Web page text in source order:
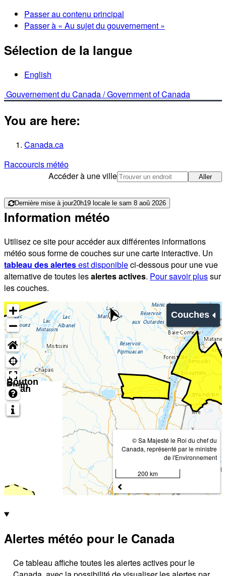
Passer au contenu principal
Passer à « Au sujet du gouvernement »
Sélection de la langue
English
Gouvernement du Canada /Government of Canada
You are here:
Canada.ca
Raccourcis météo
Accéder à une ville
Aller
Dernière mise à jour20h19 locale le sam 8 aoû 2026
Information météo
Utilisez ce site pour accéder aux différentes informations
météo sous forme de couches sur une carte interactive. Un
tableau des alertesest disponibleci-dessous pour une vue
alternative de toutes lesalertes actives. Pour savoir plussur
les couches.
Couches
Bouton
Plein
écran
© Sa Majesté le Roi du chef du
Canada, représenté par le ministre
de l'Environnement
200 km
Alertes météo pour le Canada
Ce tableau affiche toutes les alertes actives pour le